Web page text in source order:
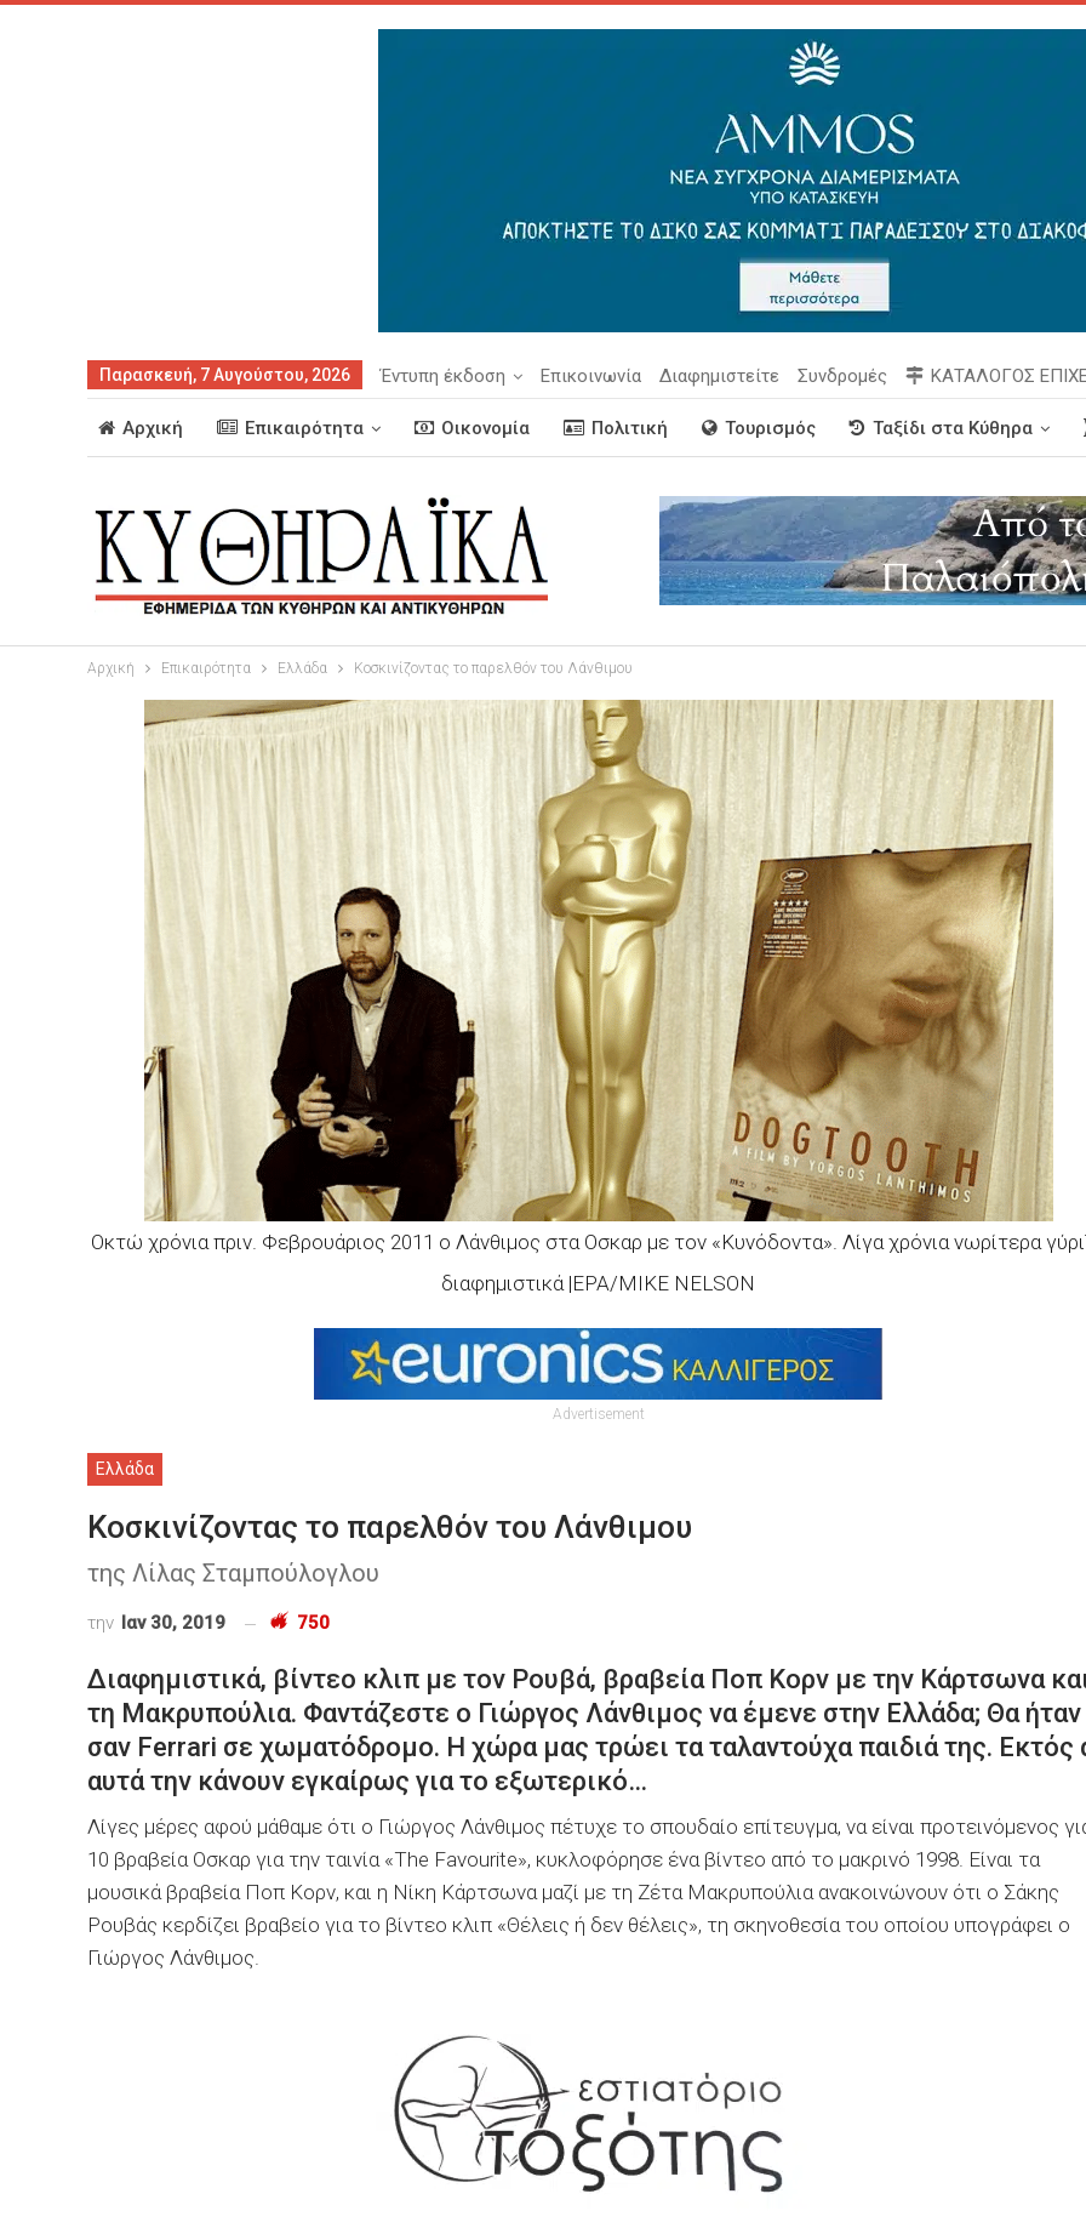
Παρασκευή, 7 Αυγούστου, 2026 Έντυπη έκδοση Επικοινωνία Διαφημιστείτε Συνδρομές ΚΑΤΑΛΟΓΟΣ
Αρχική Επικαιρότητα Οικονομία Πολιτική Τουρισμός Ταξίδι στα Κύθηρα
Αρχική Επικαιρότητα Ελλάδα Κοσκινίζοντας το παρελθόν του Λάνθιμου
Οκτώ χρόνια πριν. Φεβρουάριος 2011 ο Λάνθιμος στα Οσκαρ με τον «Κυνόδοντα». Λίγα χρόνια νωρίτερα
διαφημιστικά |EPA/MIKE NELSON
Advertisement
Ελλάδα
Κοσκινίζοντας το παρελθόν του Λάνθιμου
της Λίλας Σταμπούλογλου
την Ιαν 30, 2019 750
Διαφημιστικά, βίντεο κλιπ με τον Ρουβά, βραβεία Ποπ Κορν με την Κάρτσωνα
τη Μακρυπούλια. Φαντάζεστε ο Γιώργος Λάνθιμος να έμενε στην Ελλάδα; Θα ήταν
σαν Ferrari σε χωματόδρομο. H χώρα μας τρώει τα ταλαντούχα παιδιά της. Εκτός
αυτά την κάνουν εγκαίρως για το εξωτερικό…
Λίγες μέρες αφού μάθαμε ότι ο Γιώργος Λάνθιμος πέτυχε το σπουδαίο επίτευγμα, να είναι προτεινόμενος
10 βραβεία Oσκαρ για την ταινία «The Favourite», κυκλοφόρησε ένα βίντεο από το μακρινό 1998. Είναι τα
μουσικά βραβεία Ποπ Κορν, και η Νίκη Κάρτσωνα μαζί με τη Ζέτα Μακρυπούλια ανακοινώνουν ότι ο Σάκης
Ρουβάς κερδίζει βραβείο για το βίντεο κλιπ «Θέλεις ή δεν θέλεις», τη σκηνοθεσία του οποίου υπογράφει ο
Γιώργος Λάνθιμος.